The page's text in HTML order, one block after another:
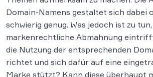
Domain-Namens gestaltet sich dabei
schwierig genug. Was jedoch ist zu
markenrechtliche Abmahnung
die Nutzung der entsprechenden
richtet und sich dafür auf eine
Marke stützt? Kann diese überhaupt